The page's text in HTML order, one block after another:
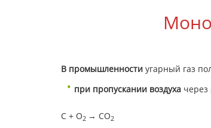
В промышленности угарный газ
при пропускании воздуха через
C + O2 → CO2